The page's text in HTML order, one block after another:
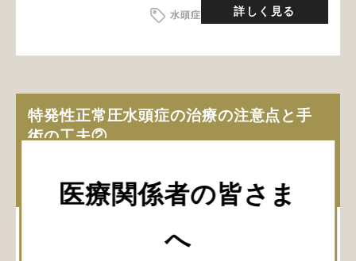
医療関係者の皆さま
へ
水頭症 詳しく見る
特発性正常圧水頭症の治療の注意点と手
術の工夫②
曽山 直宏先生